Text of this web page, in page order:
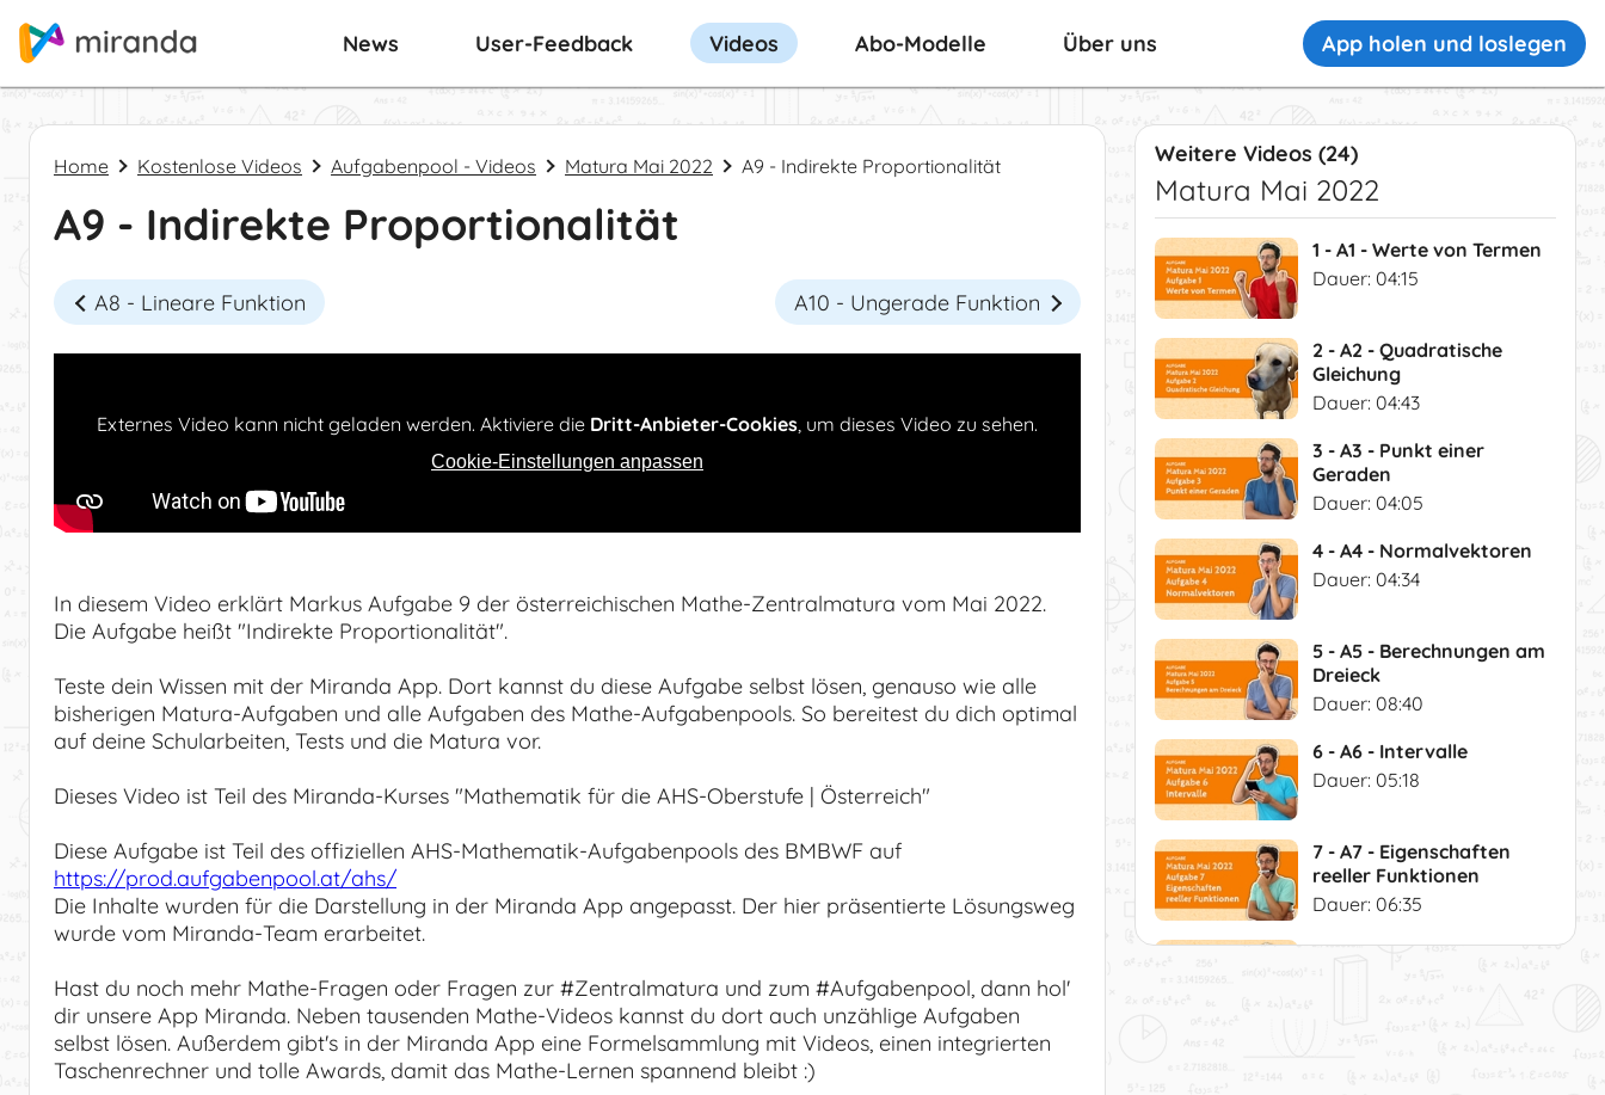
News User-Feedback Videos Abo-Modelle Über uns App holen und loslegen
Home Kostenlose Videos Aufgabenpool - Videos Matura Mai 2022 A9 - Indirekte Proportionalität
A9 - Indirekte Proportionalität
A8 - Lineare Funktion A10 - Ungerade Funktion
Externes Video kann nicht geladen werden. Aktiviere die Dritt-Anbieter-Cookies, um dieses Video zu sehen.
Cookie-Einstellungen anpassen
In diesem Video erklärt Markus Aufgabe 9 der österreichischen Mathe-Zentralmatura vom Mai 2022.
Die Aufgabe heißt "Indirekte Proportionalität".
Teste dein Wissen mit der Miranda App. Dort kannst du diese Aufgabe selbst lösen, genauso wie alle
bisherigen Matura-Aufgaben und alle Aufgaben des Mathe-Aufgabenpools. So bereitest du dich optimal
auf deine Schularbeiten, Tests und die Matura vor.
Dieses Video ist Teil des Miranda-Kurses "Mathematik für die AHS-Oberstufe | Österreich"
Diese Aufgabe ist Teil des offiziellen AHS-Mathematik-Aufgabenpools des BMBWF auf
https://prod.aufgabenpool.at/ahs/
Die Inhalte wurden für die Darstellung in der Miranda App angepasst. Der hier präsentierte Lösungsweg
wurde vom Miranda-Team erarbeitet.
Hast du noch mehr Mathe-Fragen oder Fragen zur #Zentralmatura und zum #Aufgabenpool, dann hol'
dir unsere App Miranda. Neben tausenden Mathe-Videos kannst du dort auch unzählige Aufgaben
selbst lösen. Außerdem gibt's in der Miranda App eine Formelsammlung mit Videos, einen integrierten
Taschenrechner und tolle Awards, damit das Mathe-Lernen spannend bleibt :)
Weitere Videos (24)
Matura Mai 2022
1 - A1 - Werte von Termen
Dauer: 04:15
2 - A2 - Quadratische
Gleichung
Dauer: 04:43
3 - A3 - Punkt einer
Geraden
Dauer: 04:05
4 - A4 - Normalvektoren
Dauer: 04:34
5 - A5 - Berechnungen am
Dreieck
Dauer: 08:40
6 - A6 - Intervalle
Dauer: 05:18
7 - A7 - Eigenschaften
reeller Funktionen
Dauer: 06:35
8 - A8 - Lineare Funktion